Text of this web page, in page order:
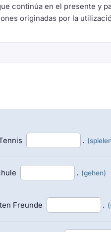
continúa en el presente y
originadas por la
.
. (gehen)
Freunde .